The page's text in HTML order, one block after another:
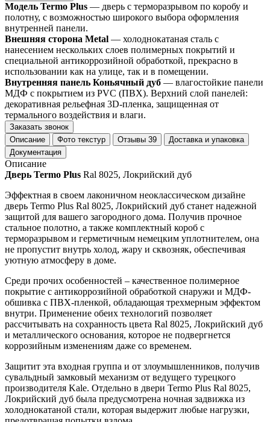
Модель Termo Plus — дверь с терморазрывом по коробу и
полотну, с возможностью широкого выбора оформления
внутренней панели.
Внешняя сторона Metal — холоднокатаная сталь с
нанесением нескольких слоев полимерных покрытий и
специальной антикоррозийной обработкой, прекрасно в
использовании как на улице, так и в помещении.
Внутренняя панель Коньячный дуб — влагостойкие панели
МДФ с покрытием из PVC (ПВХ). Верхний слой панелей:
декоративная рельефная 3D-пленка, защищенная от
термального воздействия и влаги.
Заказать звонок
Описание
Фото текстур Отзывы 39
Доставка и упаковка
Документация
Описание
Дверь Termo Plus Ral 8025, Локрийский дуб
Эффектная в своем лаконичном неоклассическом дизайне
дверь Termo Plus Ral 8025, Локрийский дуб станет надежной
защитой для вашего загородного дома. Получив прочное
стальное полотно, а также комплектный короб с
терморазрывом и герметичным немецким уплотнителем, она
не пропустит внутрь холод, жару и сквозняк, обеспечивая
уютную атмосферу в доме.
Среди прочих особенностей – качественное полимерное
покрытие с антикоррозийной обработкой снаружи и МДФ-
обшивка с ПВХ-пленкой, обладающая трехмерным эффектом
внутри. Применение обеих технологий позволяет
рассчитывать на сохранность цвета Ral 8025, Локрийский дуб
и металлического основания, которое не подвергнется
коррозийным изменениям даже со временем.
Защитит эта входная группа и от злоумышленников, получив
сувальдный замковый механизм от ведущего турецкого
производителя Kale. Отдельно в двери Termo Plus Ral 8025,
Локрийский дуб была предусмотрена ночная задвижка из
холоднокатаной стали, которая выдержит любые нагрузки,